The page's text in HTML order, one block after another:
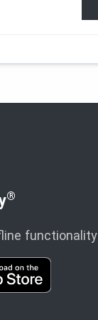
®
functionality